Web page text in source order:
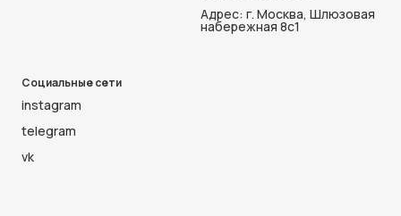
Адрес: г. Москва, Шлюзовая
набережная 8с1
Социальные сети
instagram
telegram
vk